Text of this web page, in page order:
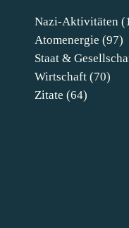
Nazi-Aktivitäten
Atomenergie (97)
Staat &
Wirtschaft (70)
Zitate (64)